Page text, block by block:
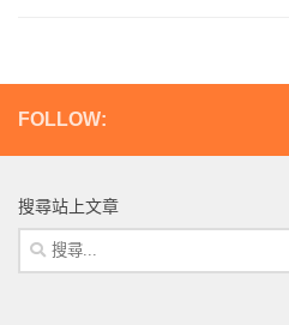
FOLLOW:
搜尋站上文章
搜
尋